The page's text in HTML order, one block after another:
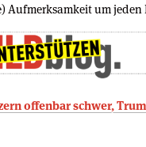
Aufmerksamkeit um jeden
offenbar schwer,